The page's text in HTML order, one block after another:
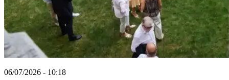
06/07/2026 - 10:18